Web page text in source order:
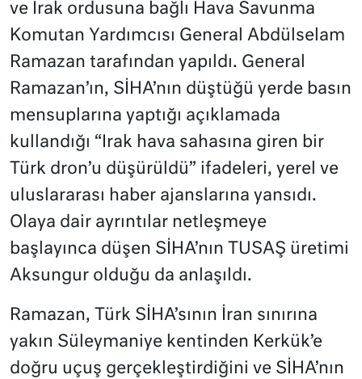
ve Irak ordusuna bağlı Hava Savunma
Komutan Yardımcısı General Abdülselam
Ramazan tarafından yapıldı. General
Ramazan’ın, SİHA’nın düştüğü yerde basın
mensuplarına yaptığı açıklamada
kullandığı “Irak hava sahasına giren bir
Türk dron’u düşürüldü” ifadeleri, yerel ve
uluslararası haber ajanslarına yansıdı.
Olaya dair ayrıntılar netleşmeye
başlayınca düşen SİHA’nın TUSAŞ üretimi
Aksungur olduğu da anlaşıldı.
Ramazan, Türk SİHA’sının İran sınırına
yakın Süleymaniye kentinden Kerkük’e
doğru uçuş gerçekleştirdiğini ve SİHA’nın